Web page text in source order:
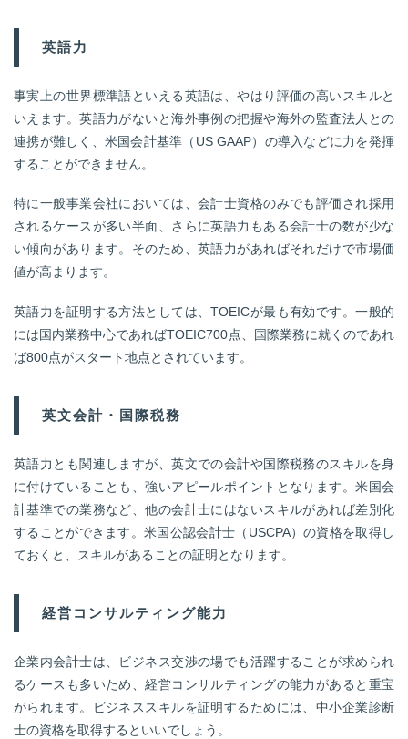
英語力
事実上の世界標準語といえる英語は、やはり評価の高いスキルと
いえます。英語力がないと海外事例の把握や海外の監査法人との
連携が難しく、米国会計基準（US GAAP）の導入などに力を発揮
することができません。
特に一般事業会社においては、会計士資格のみでも評価され採用
されるケースが多い半面、さらに英語力もある会計士の数が少な
い傾向があります。そのため、英語力があればそれだけで市場価
値が高まります。
英語力を証明する方法としては、TOEICが最も有効です。一般的
には国内業務中心であればTOEIC700点、国際業務に就くのであれ
ば800点がスタート地点とされています。
英文会計・国際税務
英語力とも関連しますが、英文での会計や国際税務のスキルを身
に付けていることも、強いアピールポイントとなります。米国会
計基準での業務など、他の会計士にはないスキルがあれば差別化
することができます。米国公認会計士（USCPA）の資格を取得し
ておくと、スキルがあることの証明となります。
経営コンサルティング能力
企業内会計士は、ビジネス交渉の場でも活躍することが求められ
るケースも多いため、経営コンサルティングの能力があると重宝
がられます。ビジネススキルを証明するためには、中小企業診断
士の資格を取得するといいでしょう。